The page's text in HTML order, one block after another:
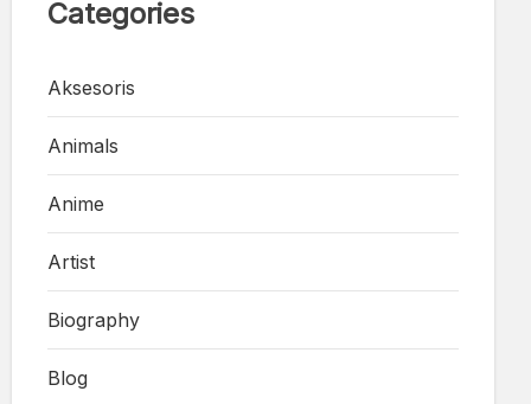
Categories
Aksesoris
Animals
Anime
Artist
Biography
Blog